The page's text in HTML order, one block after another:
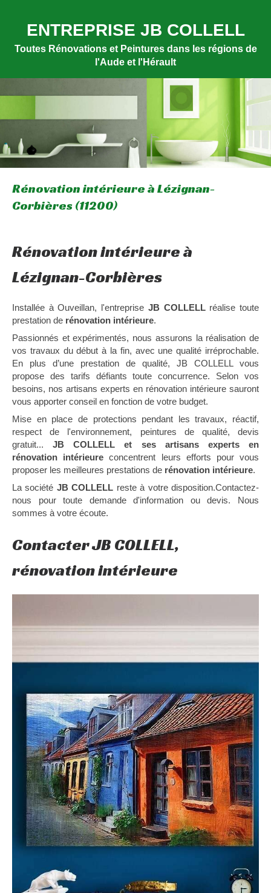
ENTREPRISE JB COLLELL
Toutes Rénovations et Peintures dans les régions de
l'Aude et l'Hérault
Rénovation intérieure à Lézignan-
Corbières (11200)
Rénovation intérieure à
Lézignan-Corbières
Installée à Ouveillan, l'entreprise JB COLLELLréalise toute
prestation de rénovation intérieure.
Passionnés et expérimentés, nous assurons la réalisation de
vos travaux du début à la fin, avec une qualité irréprochable.
En plus d’une prestation de qualité, JB COLLELL vous
propose des tarifs défiants toute concurrence. Selon vos
besoins, nos artisans experts en rénovation intérieure sauront
vous apporter conseil en fonction de votre budget.
Mise en place de protections pendant les travaux, réactif,
respect de l'environnement, peintures de qualité, devis
gratuit...JB COLLELL et ses artisans experts en
rénovation intérieure concentrent leurs efforts pour vous
proposer les meilleures prestations de rénovation intérieure.
La société JB COLLELL reste à votre disposition.Contactez-
nous pour toute demande d'information ou devis. Nous
sommes à votre écoute.
Contacter JB COLLELL,
rénovation intérieure